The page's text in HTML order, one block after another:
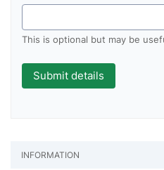
This is optional but may be
INFORMATION